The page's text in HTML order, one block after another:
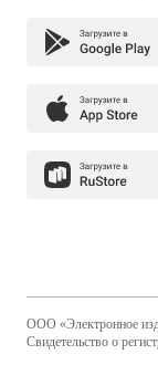
ООО «Электронное
Свидетельство о